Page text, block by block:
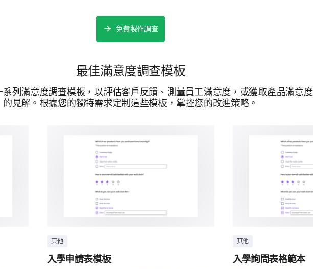
您的性別是什麼？
女 男
您的年齡範圍是多少？
提供技術支持
免費製作調查
最佳滿意度調查模板
列滿意度調查模板，以評估客戶反饋、測量員工滿意度，或獲取產品滿意度
的見解。根據您的獨特需求定制這些模板，掌控您的改進策略。
其他
入學申請表模板
其他
入學詢問表格範本